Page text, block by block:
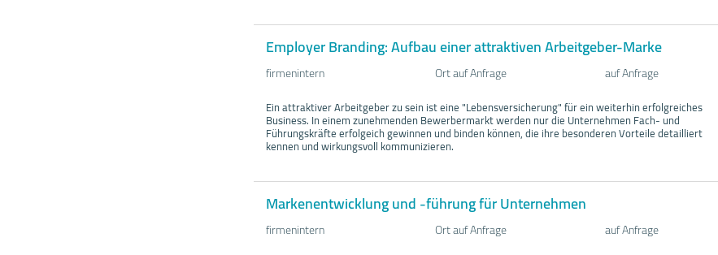
Employer Branding: Aufbau einer attraktiven Arbeitgeber-Marke
firmenintern Ort auf Anfrage auf Anfrage
Ein attraktiver Arbeitgeber zu sein ist eine "Lebensversicherung" für ein weiterhin erfolgreiches
Business. In einem zunehmenden Bewerbermarkt werden nur die Unternehmen Fach- und
Führungskräfte erfolgeich gewinnen und binden können, die ihre besonderen Vorteile detailliert
kennen und wirkungsvoll kommunizieren.
Markenentwicklung und -führung für Unternehmen
firmenintern Ort auf Anfrage auf Anfrage